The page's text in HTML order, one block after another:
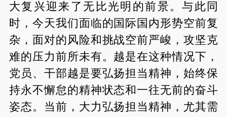
大复兴迎来了无比光明的前景。与此同
时，今天我们面临的国际国内形势空前复
杂，面对的风险和挑战空前严峻，攻坚克
难的压力前所未有。越是在这种情况下，
党员、干部越是要弘扬担当精神，始终保
持永不懈怠的精神状态和一往无前的奋斗
姿态。当前，大力弘扬担当精神，尤其需